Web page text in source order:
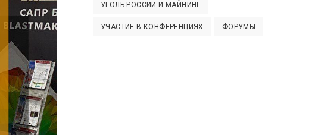
УГОЛЬ РОССИИ И МАЙНИНГ
УЧАСТИЕ В КОНФЕРЕНЦИЯХ ФОРУМЫ